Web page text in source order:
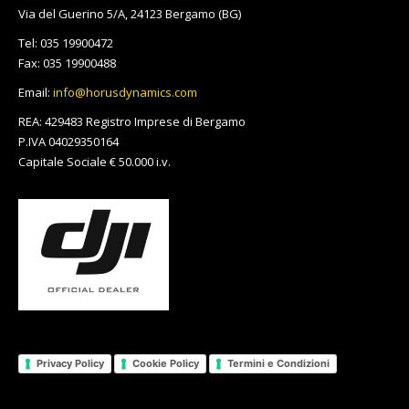
in
window
in
window
in
window
in
window
in
in
in
in
Via del Guerino 5/A, 24123 Bergamo (BG)
Tel: 035 19900472
Fax: 035 19900488
Email: info@horusdynamics.com
REA: 429483 Registro Imprese di Bergamo
P.IVA 04029350164
Capitale Sociale € 50.000 i.v.
Privacy Policy Cookie Policy Termini e Condizioni